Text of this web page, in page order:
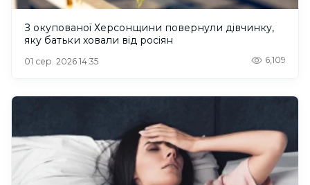
З окупованої Херсонщини повернули дівчинку,
яку батьки ховали від росіян
01 сер. 2026 14:35 6,109